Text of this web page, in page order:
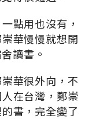
點用也沒有，
華慢慢就想開
讀書。
華很外向，不
在台灣，鄭崇
書，完全變了